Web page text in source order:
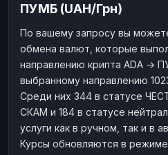
ПУМБ (UAH/Грн)
По вашему запросу вы
обмена валют, которые
направлению крипта ADA →
выбранному направлению
Среди них 344 в статусе
СКАМ и 184 в статусе
услуги как в ручном, так и в
Курсы обновляются в